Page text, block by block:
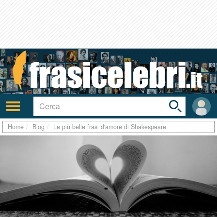
Attiva/disattiva
navigazione
User
area
Toggle
search
bar
Home Blog Le più belle frasi d'amore di Shakespeare